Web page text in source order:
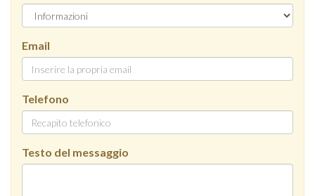
Email
Telefono
Testo del messaggio